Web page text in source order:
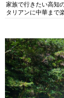
家族で行きたい高知
タリアンに中華まで